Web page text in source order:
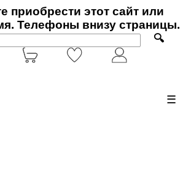
приобрести этот сайт или
Телефоны внизу страницы.
🔍
☰